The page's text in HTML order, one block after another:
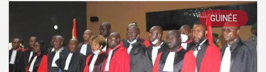
GUINÉE